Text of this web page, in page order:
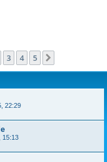
3 4 5
22:29
15:13